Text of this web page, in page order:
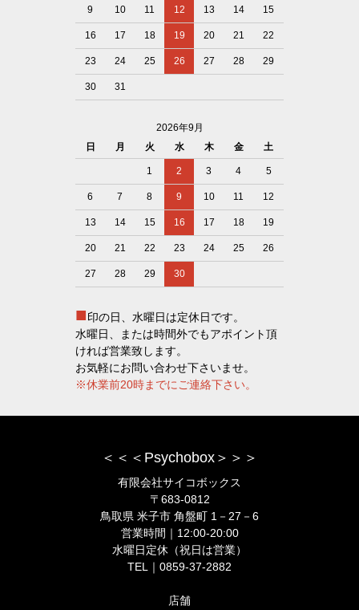
9 10 11 12 13 14 15
16 17 18 19 20 21 22
23 24 25 26 27 28 29
30 31
2026年9月
日
月 火 水 木 金 土
1 2 3 4 5
6 7 8 9 10 11 12
13 14 15 16 17 18 19
20 21 22 23 24 25 26
27 28 29 30
■印の日、水曜日は定休日です。
水曜日、または時間外でもアポイント頂
ければ営業致します。
お気軽にお問い合わせ下さいませ。
※休業前20時までにご連絡下さい。
＜＜＜Psychobox＞＞＞
有限会社サイコボックス
〒683-0812
鳥取県 米子市 角盤町 1－27－6
営業時間｜12:00-20:00
水曜日定休（祝日は営業）
TEL｜0859-37-2882
店舗